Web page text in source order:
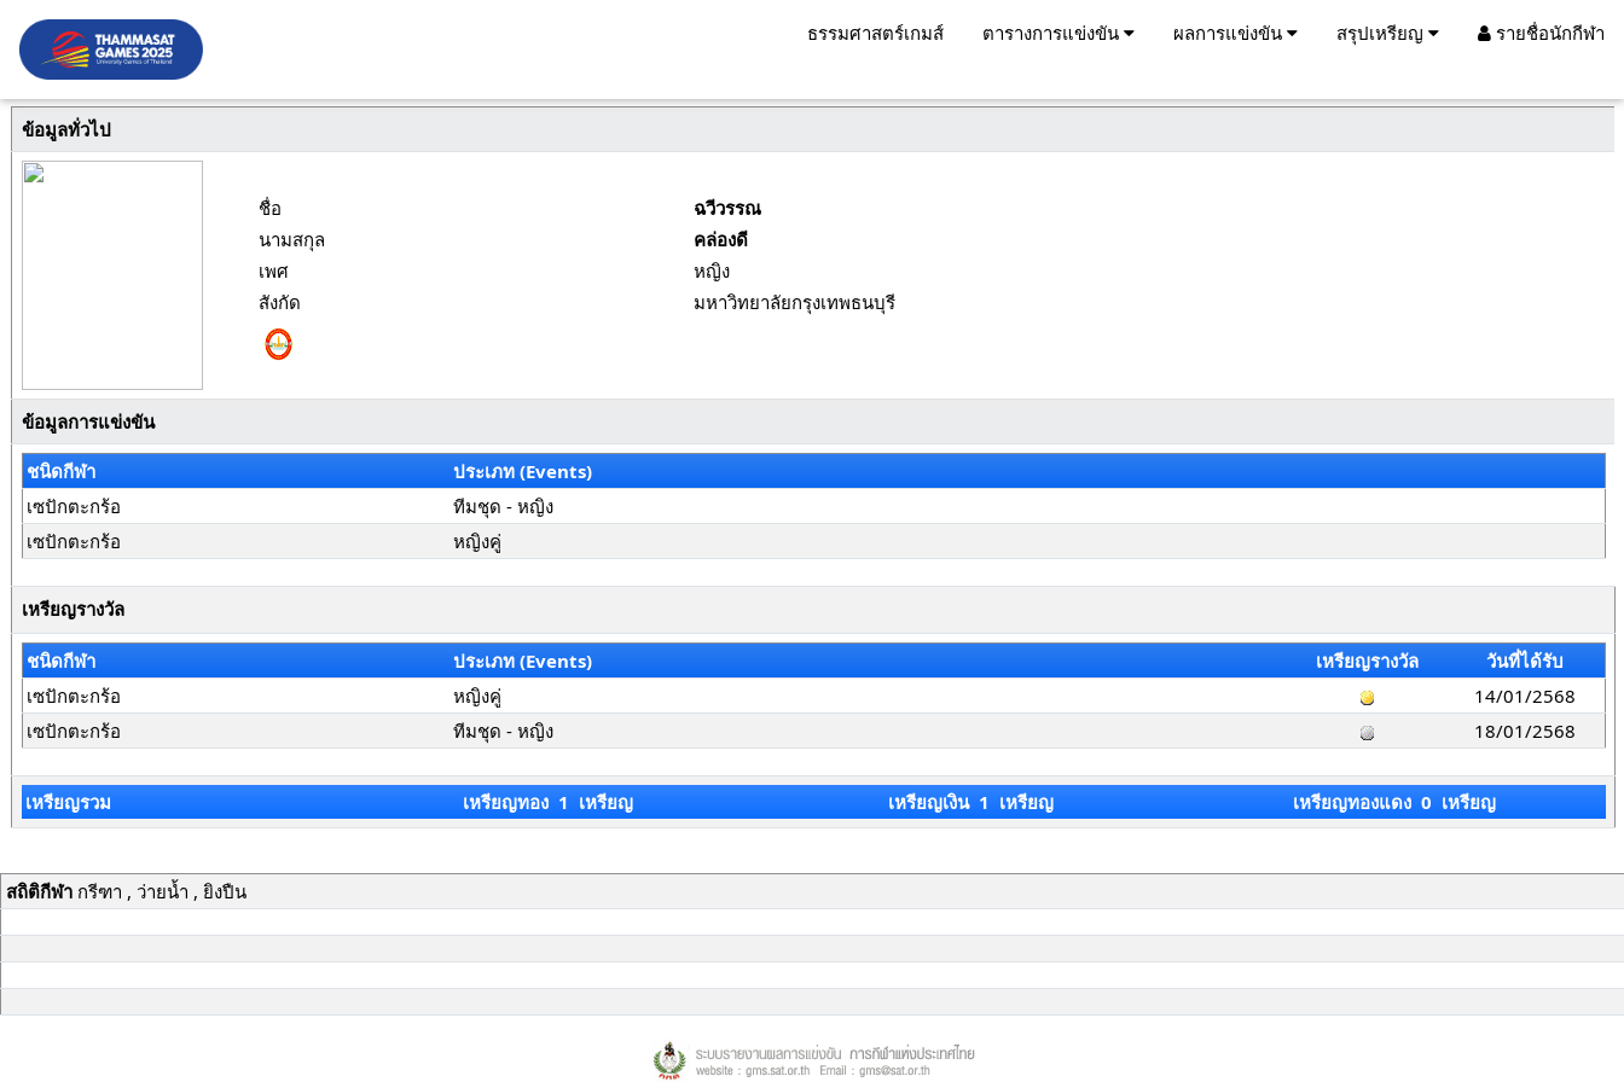
ธรรมศาสตร์เกมส์ ตารางการแข่งขัน ผลการแข่งขัน สรุปเหรียญ รายชื่อนักกีฬา
ข้อมูลทั่วไป
ชื่อ
ฉวีวรรณ
นามสกุล
คล่องดี
เพศ
หญิง
สังกัด
มหาวิทยาลัยกรุงเทพธนบุรี
ข้อมูลการแข่งขัน
ชนิดกีฬา
ประเภท (Events)
เซปักตะกร้อ
ทีมชุด - หญิง
เซปักตะกร้อ
หญิงคู่
เหรียญรางวัล
ชนิดกีฬา ประเภท (Events) เหรียญรางวัล
วันที่ได้รับ
เซปักตะกร้อ
หญิงคู่
14/01/2568
เซปักตะกร้อ
ทีมชุด - หญิง 18/01/2568
เหรียญรวม เหรียญทอง 1 เหรียญ เหรียญเงิน 1 เหรียญ เหรียญทองแดง 0 เหรียญ
สถิติกีฬากรีฑา , ว่ายน้ำ , ยิงปืน